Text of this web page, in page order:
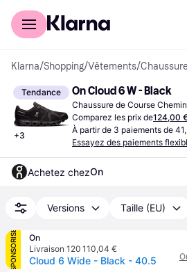
Acheter avec Klarna
Klarna/Shopping/Vêtements/
Tendance
+3
On Cloud 6 W - Black
Chaussure de Course
Comparez les prix de124,00
À partir de 3 paiements de
Essayez des paiements
Achetez chezOn
Versions Taille (EU)
SPONSORISÉ
On
Livraison 120 110,04 €
Cloud 6 Wide - Black - 40.5